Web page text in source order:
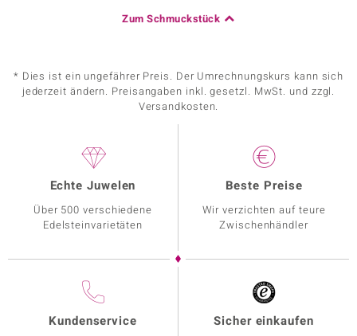
Zum Schmuckstück
* Dies ist ein ungefährer Preis. Der Umrechnungskurs kann sich
jederzeit ändern. Preisangaben inkl. gesetzl. MwSt. und zzgl.
Versandkosten.
Echte Juwelen
Über 500 verschiedene
Edelsteinvarietäten
Beste Preise
Wir verzichten auf teure
Zwischenhändler
Kundenservice Sicher einkaufen